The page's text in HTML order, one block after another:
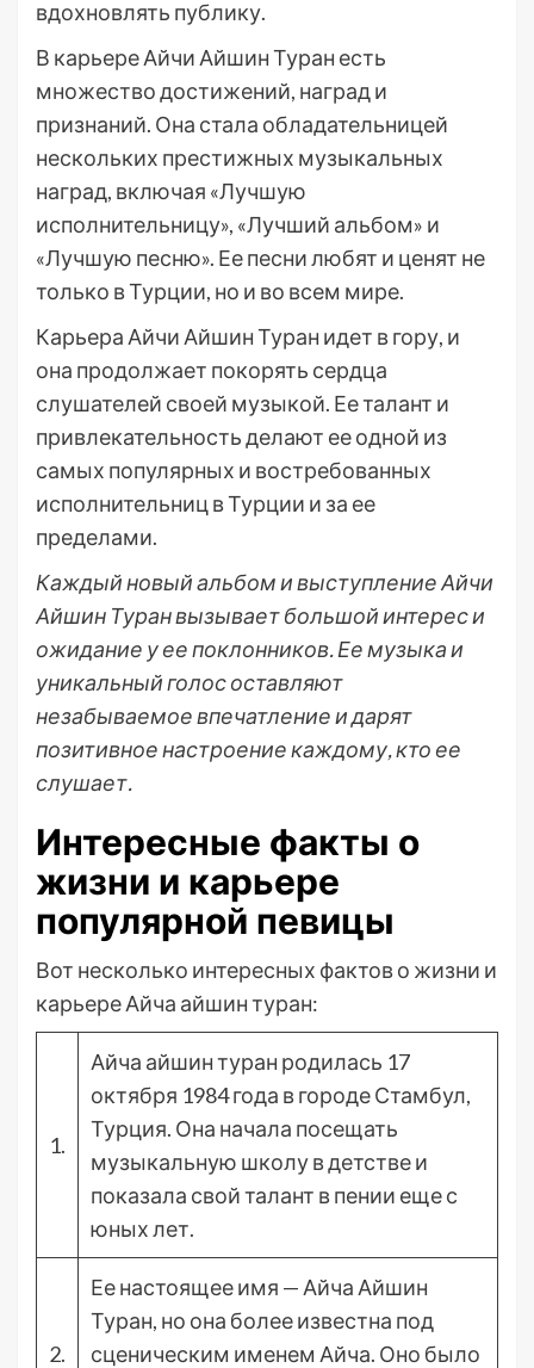
вдохновлять публику.
В карьере Айчи Айшин Туран есть
множество достижений, наград и
признаний. Она стала обладательницей
нескольких престижных музыкальных
наград, включая «Лучшую
исполнительницу», «Лучший альбом» и
«Лучшую песню». Ее песни любят и ценят не
только в Турции, но и во всем мире.
Карьера Айчи Айшин Туран идет в гору, и
она продолжает покорять сердца
слушателей своей музыкой. Ее талант и
привлекательность делают ее одной из
самых популярных и востребованных
исполнительниц в Турции и за ее
пределами.
Каждый новый альбом и выступление Айчи
Айшин Туран вызывает большой интерес и
ожидание у ее поклонников. Ее музыка и
уникальный голос оставляют
незабываемое впечатление и дарят
позитивное настроение каждому, кто ее
слушает.
Интересные факты о
жизни и карьере
популярной певицы
Вот несколько интересных фактов о жизни и
карьере Айча айшин туран:
1.
Айча айшин туран родилась 17
октября 1984 года в городе Стамбул,
Турция. Она начала посещать
музыкальную школу в детстве и
показала свой талант в пении еще с
юных лет.
2.
Ее настоящее имя — Айча Айшин
Туран, но она более известна под
сценическим именем Айча. Оно было